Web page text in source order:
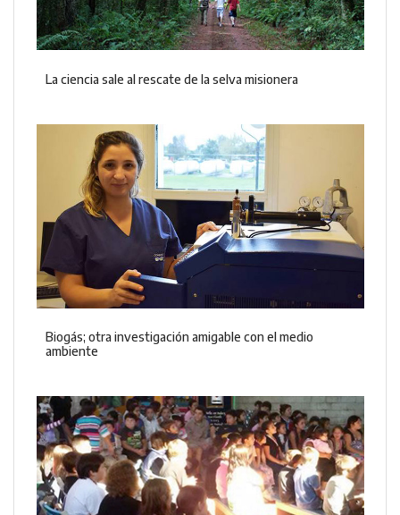
La ciencia sale al rescate de la selva misionera
Biogás; otra investigación amigable con el medio
ambiente